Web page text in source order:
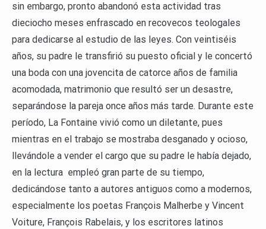
sin embargo, pronto abandonó esta actividad tras
dieciocho meses enfrascado en recovecos teologales
para dedicarse al estudio de las leyes. Con veintiséis
años, su padre le transfirió su puesto oficial y le concertó
una boda con una jovencita de catorce años de familia
acomodada, matrimonio que resultó ser un desastre,
separándose la pareja once años más tarde. Durante este
período, La Fontaine vivió como un diletante, pues
mientras en el trabajo se mostraba desganado y ocioso,
llevándole a vender el cargo que su padre le había dejado,
en la lectura empleó gran parte de su tiempo,
dedicándose tanto a autores antiguos como a modernos,
especialmente los poetas François Malherbe y Vincent
Voiture, François Rabelais, y los escritores latinos